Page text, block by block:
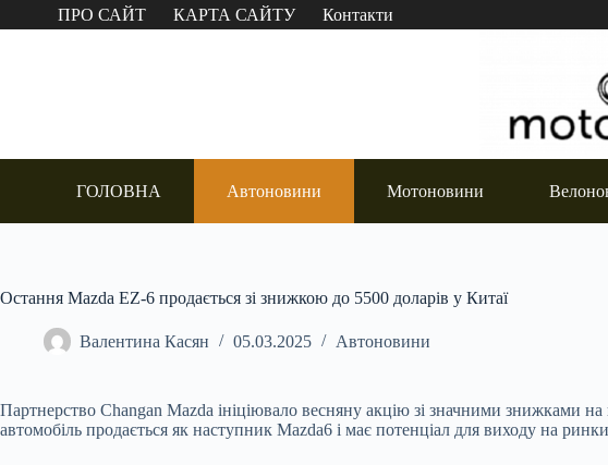
Перейти
до
ПРО САЙТ КАРТА САЙТУ Контакти
ГОЛОВНА Автоновини Мотоновини
Остання Mazda EZ-6 продається зі знижкою до 5500 доларів у Китаї
Валентина Касян 05.03.2025 Автоновини
Партнерство Changan Mazda ініціювало весняну акцію зі значними знижками
автомобіль продається як наступник Mazda6 і має потенціал для виходу на